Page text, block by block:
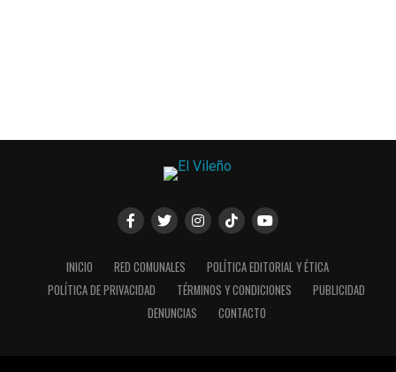
INICIO RED COMUNALES
POLÍTICA EDITORIAL Y ÉTICA
POLÍTICA DE PRIVACIDAD
TÉRMINOS Y CONDICIONES
PUBLICIDAD
DENUNCIAS
CONTACTO